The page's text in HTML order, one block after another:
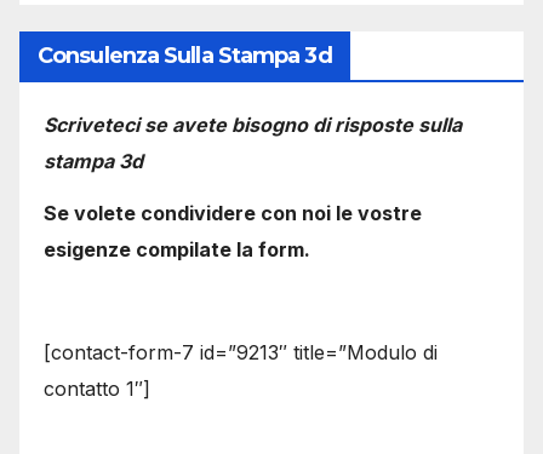
Consulenza Sulla Stampa 3d
Scriveteci se avete bisogno di risposte sulla
stampa 3d
Se volete condividere con noi le vostre
esigenze compilate la form.
[contact-form-7 id=”9213″ title=”Modulo di
contatto 1″]